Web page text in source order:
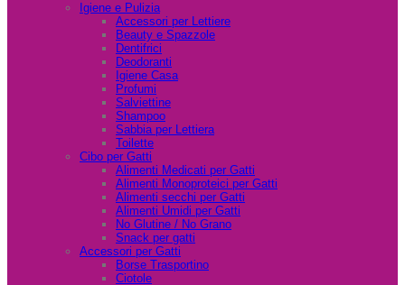
Igiene e Pulizia
Accessori per Lettiere
Beauty e Spazzole
Dentifrici
Deodoranti
Igiene Casa
Profumi
Salviettine
Shampoo
Sabbia per Lettiera
Toilette
Cibo per Gatti
Alimenti Medicati per Gatti
Alimenti Monoproteici per Gatti
Alimenti secchi per Gatti
Alimenti Umidi per Gatti
No Glutine / No Grano
Snack per gatti
Accessori per Gatti
Borse Trasportino
Ciotole